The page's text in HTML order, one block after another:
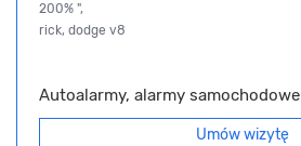
200% ",
rick, dodge v8
Autoalarmy, alarmy samochodowe
Umów wizytę